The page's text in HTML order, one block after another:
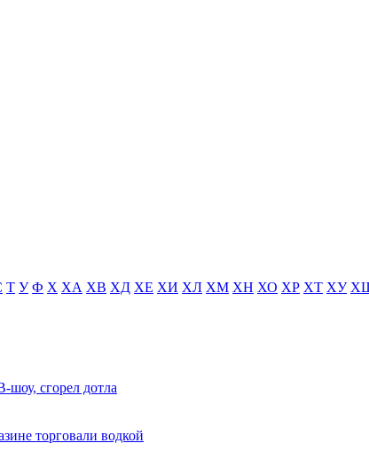
Т У Ф Х ХА ХВ ХД ХЕ ХИ ХЛ ХМ ХН ХО ХР ХТ ХУ
шоу, сгорел дотла
торговали водкой